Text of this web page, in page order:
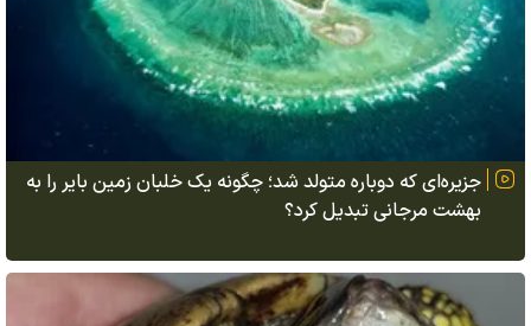
جزیره‌ای که دوباره متولد شد؛ چگونه یک خلبان زمین بایر را به
بهشت مرجانی تبدیل کرد؟